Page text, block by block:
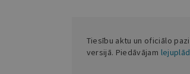
Tiesību aktu un oficiālo
versijā. Piedāvājam